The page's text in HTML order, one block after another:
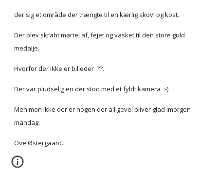
der sig et område der trængte til en kærlig skovl og kost.
Der blev skrabt mørtel af, fejet og vasket til den store guld
medalje.
Hvorfor der ikke er billeder  ??.
Der var pludselig en der stod med et fyldt kamera  :-)
Men mon ikke der er nogen der alligevel bliver glad imorgen
mandag.
Ove Østergaard.